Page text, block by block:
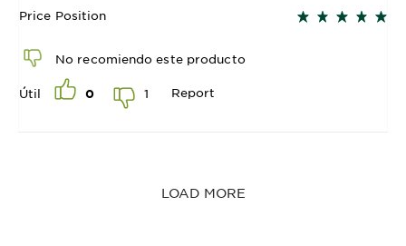
Price Position
No recomiendo este producto
Útil 0 1 Report
LOAD MORE